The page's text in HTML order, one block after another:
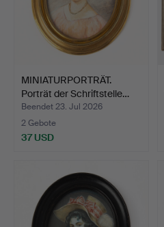
MINIATURPORTRÄT.
Porträt der Schriftstelle…
Beendet 23. Jul 2026
2 Gebote
37 USD